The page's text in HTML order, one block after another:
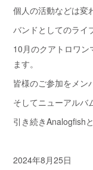
個人の活動などは変
バンドとしてのライ
10月のクアトロワ
ます。
皆様のご参加をメン
そしてニューアルバ
引き続きAnalogfish
2024年8月25日